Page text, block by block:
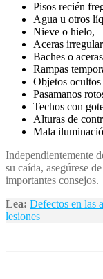
Pisos recién
Agua u otros
Nieve o hielo,
Aceras
Baches o
Rampas
Objetos ocultos
Pasamanos
Techos con
Alturas de
Mala
Independientemente
su caída, asegúrese
importantes consejos.
Lea: Defectos en las
lesiones